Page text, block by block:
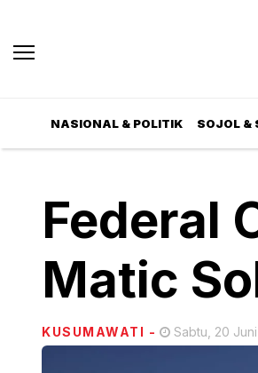
NASIONAL & POLITIK SOJOL &
Federal
Matic
KUSUMAWATI - Sabtu, 20